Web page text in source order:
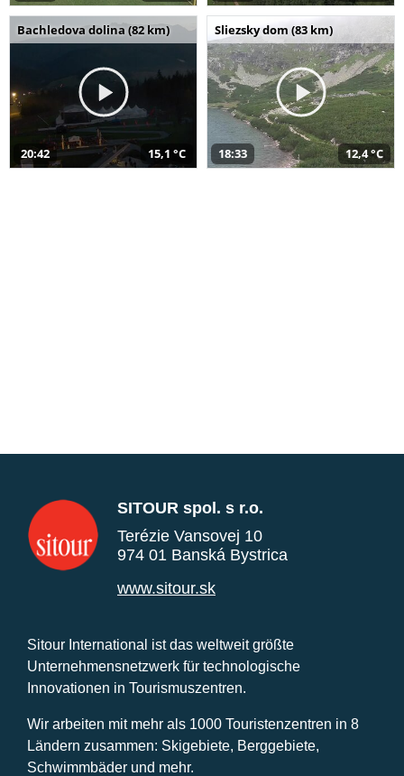
Bachledova dolina (82 km)
20:42 15,1 °C
Sliezsky dom (83 km)
18:33 12,4 °C
SITOUR spol. s r.o.
Terézie Vansovej 10
974 01 Banská Bystrica
www.sitour.sk
Sitour International ist das weltweit größte
Unternehmensnetzwerk für technologische
Innovationen in Tourismuszentren.
Wir arbeiten mit mehr als 1000 Touristenzentren in 8
Ländern zusammen: Skigebiete, Berggebiete,
Schwimmbäder und mehr.